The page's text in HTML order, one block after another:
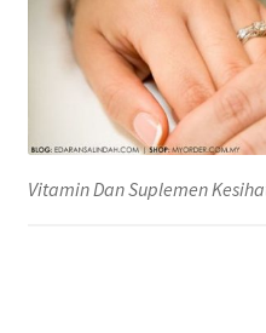
Vitamin Dan Suplemen